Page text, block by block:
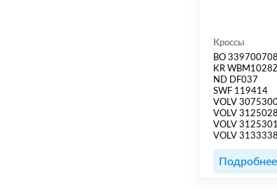
Кроссы
BO
KR
ND DF037
SWF 119414
VOLV
VOLV
VOLV
VOLV
Подробнее